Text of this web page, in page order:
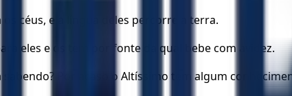
os céus, e a língua deles percorre a terra.
eles e os tem por fonte da qual bebe com avidez.
sabendo? Por acaso o Altíssimo tem algum